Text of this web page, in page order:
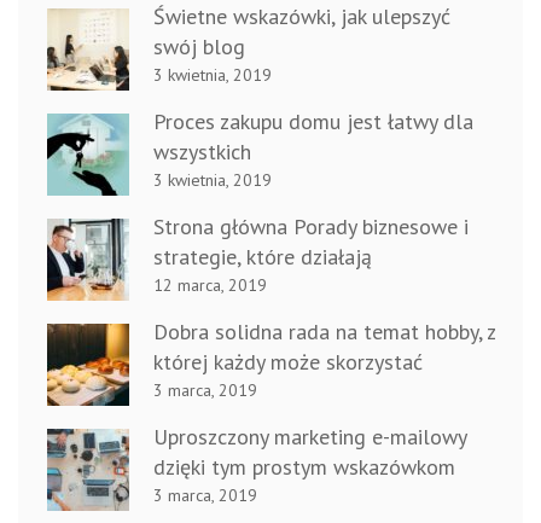
Świetne wskazówki, jak ulepszyć
swój blog
3 kwietnia, 2019
Proces zakupu domu jest łatwy dla
wszystkich
3 kwietnia, 2019
Strona główna Porady biznesowe i
strategie, które działają
12 marca, 2019
Dobra solidna rada na temat hobby, z
której każdy może skorzystać
3 marca, 2019
Uproszczony marketing e-mailowy
dzięki tym prostym wskazówkom
3 marca, 2019